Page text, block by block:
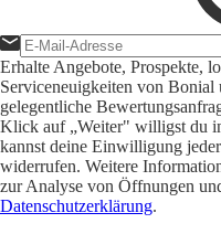
Erhalte Angebote, Prospekte,
Serviceneuigkeiten von Bonial
gelegentliche
Klick auf „Weiter" willigst du
kannst deine Einwilligung
widerrufen. Weitere
zur Analyse von Öffnungen
Datenschutzerklärung.